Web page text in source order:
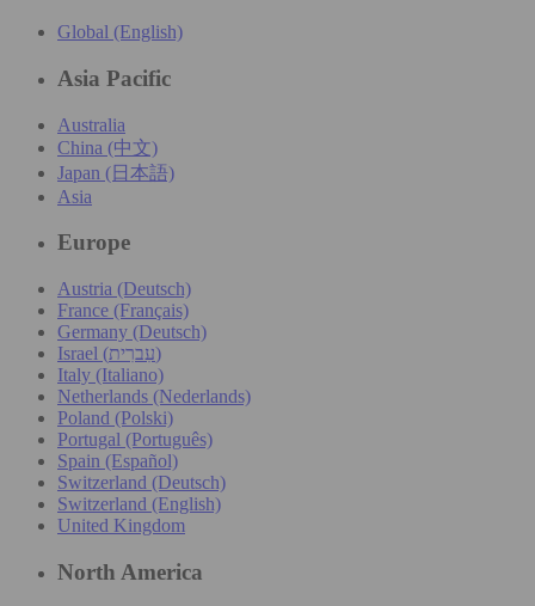
Global (English)
Asia Pacific
Australia
China (中文)
Japan (日本語)
Asia
Europe
Austria (Deutsch)
France (Français)
Germany (Deutsch)
Israel (עִברִית)
Italy (Italiano)
Netherlands (Nederlands)
Poland (Polski)
Portugal (Português)
Spain (Español)
Switzerland (Deutsch)
Switzerland (English)
United Kingdom
North America